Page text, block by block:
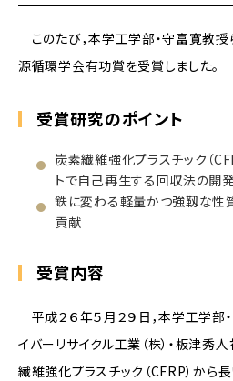
このたび，本学工学部・守富寛教
源循環学会有功賞を受賞しました。
受賞研究のポイント
炭素繊維強化プラスチック（
トで自己再生する回収法の開
鉄に変わる軽量かつ強靱な性
貢献
受賞内容
平成２６年５月２９日，本学工学部
イバーリサイクル工業（株）・板津秀
繊維強化プラスチック（CFRP）か